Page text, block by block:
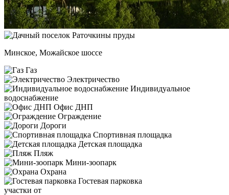
Минское, Можайское шоссе
Газ
Электричество
Индивидуальное
водоснабжение
Офис ДНП
Ограждение
Дороги
Спортивная площадка
Детская площадка
Пляж
Мини-зоопарк
Охрана
Гостевая парковка
участки от